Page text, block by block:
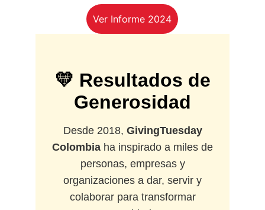
Ver Informe 2024